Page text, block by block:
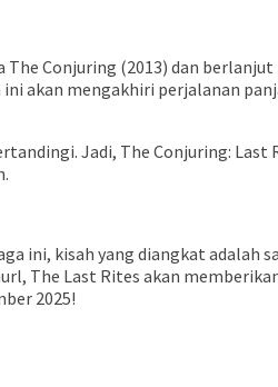
Conjuring (2013) dan
akan mengakhiri perjalanan
Jadi, The Conjuring: Last
ini, kisah yang diangkat adalah
The Last Rites akan
2025!